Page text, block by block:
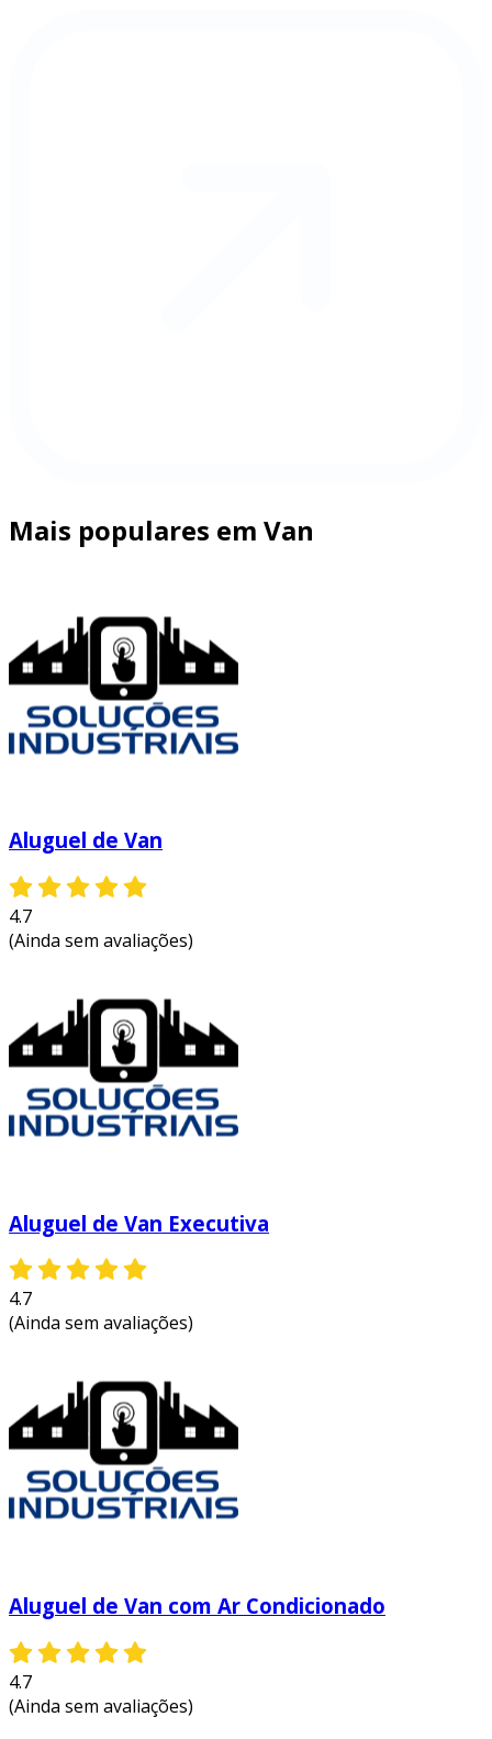
Mais populares em Van
Aluguel de Van
4.7
(Ainda sem avaliações)
Aluguel de Van Executiva
4.7
(Ainda sem avaliações)
Aluguel de Van com Ar Condicionado
4.7
(Ainda sem avaliações)